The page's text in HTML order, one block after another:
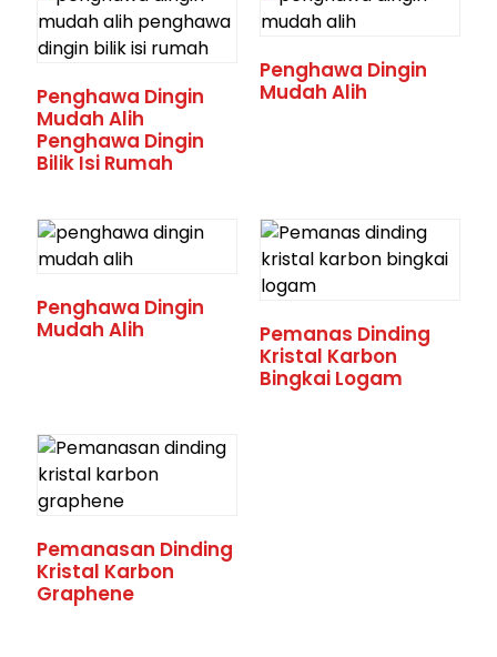
Penghawa Dingin
Mudah Alih
Penghawa Dingin
Bilik Isi Rumah
Penghawa Dingin
Mudah Alih
Penghawa Dingin
Mudah Alih
Pemanas Dinding
Kristal Karbon
Bingkai Logam
Pemanasan Dinding
Kristal Karbon
Graphene